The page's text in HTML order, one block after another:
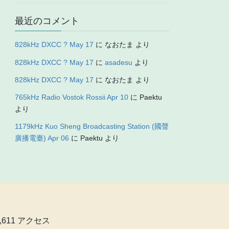
最近のコメント
828kHz DXCC ? May 17 に なおたま より
828kHz DXCC ? May 17 にasadesu より
828kHz DXCC ? May 17 に なおたま より
765kHz Radio Vostok Rossii Apr 10 に Paektu
より
1179kHz Kuo Sheng Broadcasting Station (國聲
廣播電臺) Apr 06 に Paektu より
アクセス